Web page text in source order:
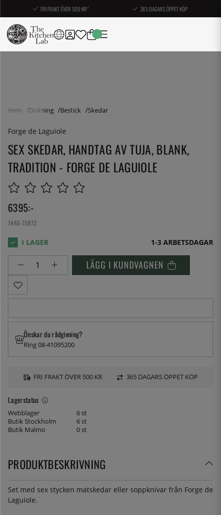
FRI FRAKT ÖVER 500 KR* 365 DAGARS ÖPPET KÖP
Hem Dukning Bestick Skedar
Forge de Laguiole
SEX SKEDAR, HANDTAG AV TUJA, BLANK,
TRADITION - FORGE DE LAGUIOLE
6395:-
1446-15872
1-3 ARBETSDAGAR
LÄGG I KUNDVAGNEN
Lagerstatus
Webblager
6 st
Butik Stockholm
6 st
Butik Malmö
0 st
Önskar du rådgivning?
Ring 08-41095200
FRI FRAKT ÖVER 500 KR 365 DAGARS ÖPPET KÖP
PRODUKTBESKRIVNING
Set med sex stycken matskedar eller soppknivar från Forge de
Laguiole.